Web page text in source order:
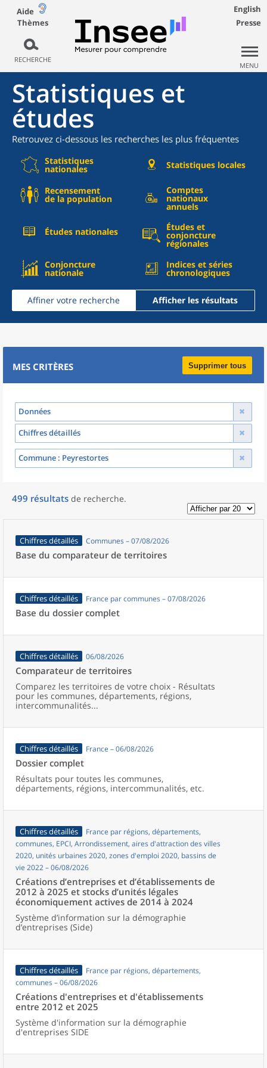
Aide
Thèmes
RECHERCHE
English
Presse
MENU
Statistiques et
études
Retrouvez ci-dessous les recherches les plus fréquentes
Statistiques
nationales Statistiques locales
Recensement
de la population
Comptes
nationaux
annuels
Études nationales Études et
conjoncture
régionales
Conjoncture
nationale
Indices et séries
chronologiques
Affiner votre recherche Afficher les résultats
MES CRITÈRES Supprimer tous
Données
Chiffres détaillés
Commune : Peyrestortes
499 résultats de recherche.
Chiffres détaillés Communes – 07/08/2026
Base du comparateur de territoires
Chiffres détaillés France par communes – 07/08/2026
Base du dossier complet
Chiffres détaillés 06/08/2026
Comparateur de territoires
Comparez les territoires de votre choix - Résultats
pour les communes, départements, régions,
intercommunalités...
Chiffres détaillés France – 06/08/2026
Dossier complet
Résultats pour toutes les communes,
départements, régions, intercommunalités, etc.
Chiffres détaillés
France par régions, départements,
communes, EPCI, Arrondissement, aires d'attraction des villes
2020, unités urbaines 2020, zones d'emploi 2020, bassins de
vie 2022 – 06/08/2026
Créations d’entreprises et d’établissements de
2012 à 2025 et stocks d’unités légales
économiquement actives de 2014 à 2024
Système d’information sur la démographie
d’entreprises (Side)
Chiffres détaillés
France par régions, départements,
communes – 06/08/2026
Créations d'entreprises et d'établissements
entre 2012 et 2025
Système d'information sur la démographie
d'entreprises SIDE